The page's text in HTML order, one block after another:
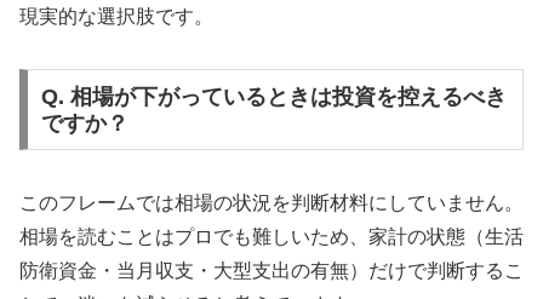
現実的な選択肢です。
Q. 相場が下がっているときは投資を控えるべき
ですか？
このフレームでは相場の状況を判断材料にしていません。
相場を読むことはプロでも難しいため、家計の状態（生活
防衛資金・当月収支・大型支出の有無）だけで判断するこ